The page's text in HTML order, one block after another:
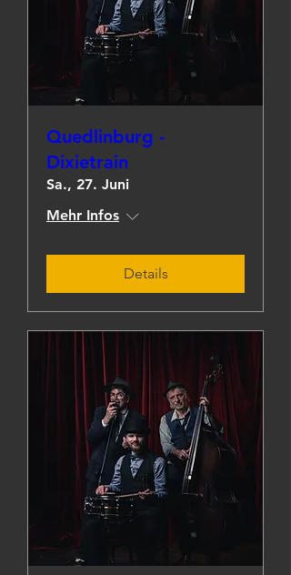
Quedlinburg -
Dixietrain
Sa., 27. Juni
Mehr Infos
Details